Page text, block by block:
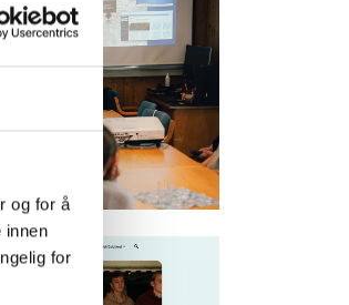
og for å
innen
for